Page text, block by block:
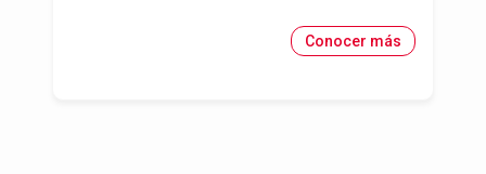
Conocer más